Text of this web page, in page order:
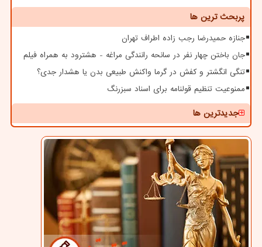
پربحث ترین ها
جنازه حمیدرضا رجب زاده اطراف تهران
جان باختن چهار نفر در سانحه رانندگی مراغه - هشترود به همراه فیلم
تنگی انگشتر و کفش در گرما واکنش طبیعی بدن یا هشدار جدی؟
ممنوعیت تنظیم قولنامه برای اسناد سبزرنگ
جدیدترین ها